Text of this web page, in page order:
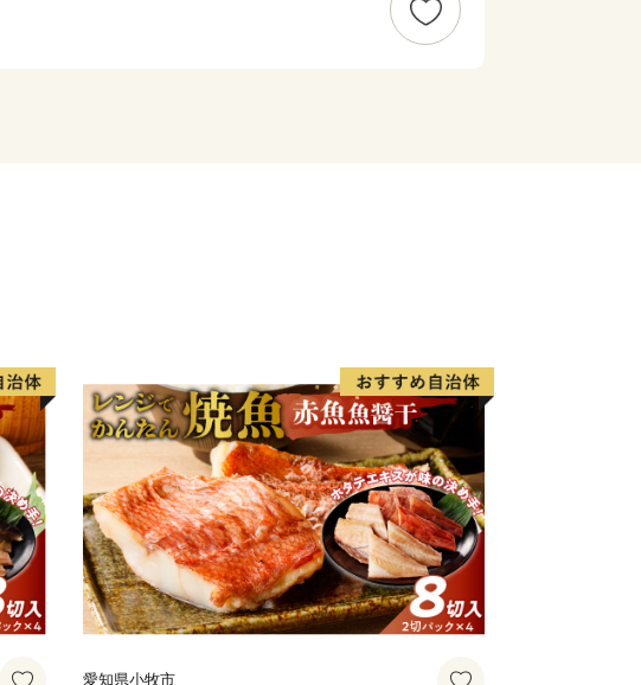
た松～降り松」から下松の地名につながったと言わ
き、お礼の品は最大10品までお選びいただけま
はイメージです。
例申請
日より、オンラインでのワンストップ特例申請が
。
自治体マイページ」にアカウントを作成し、メニ
きを行ってください。自治体マイページは、株式
愛知県小牧市